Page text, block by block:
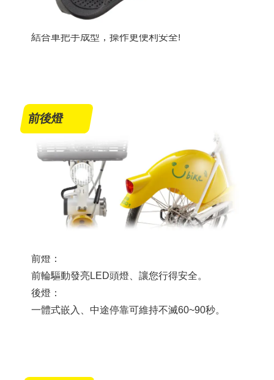
結合車把手成型，操作更便利安全!
前後燈
前燈：
前輪驅動發亮LED頭燈、讓您行得安全。
後燈：
一體式嵌入、中途停靠可維持不滅60~90秒。